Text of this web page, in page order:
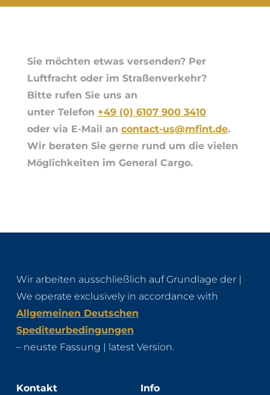
Sie möchten etwas versenden? Per
Luftfracht oder im Straßenverkehr?
Bitte rufen Sie uns an
unter Telefon +49 (0) 6107 900 3410
oder via E-Mail an contact-us@mfint.de.
Wir beraten Sie gerne rund um die vielen
Möglichkeiten im General Cargo.
Wir arbeiten ausschließlich auf Grundlage der |
We operate exclusively in accordance with
Allgemeinen Deutschen
Spediteurbedingungen
– neuste Fassung | latest Version.
Kontakt
Info